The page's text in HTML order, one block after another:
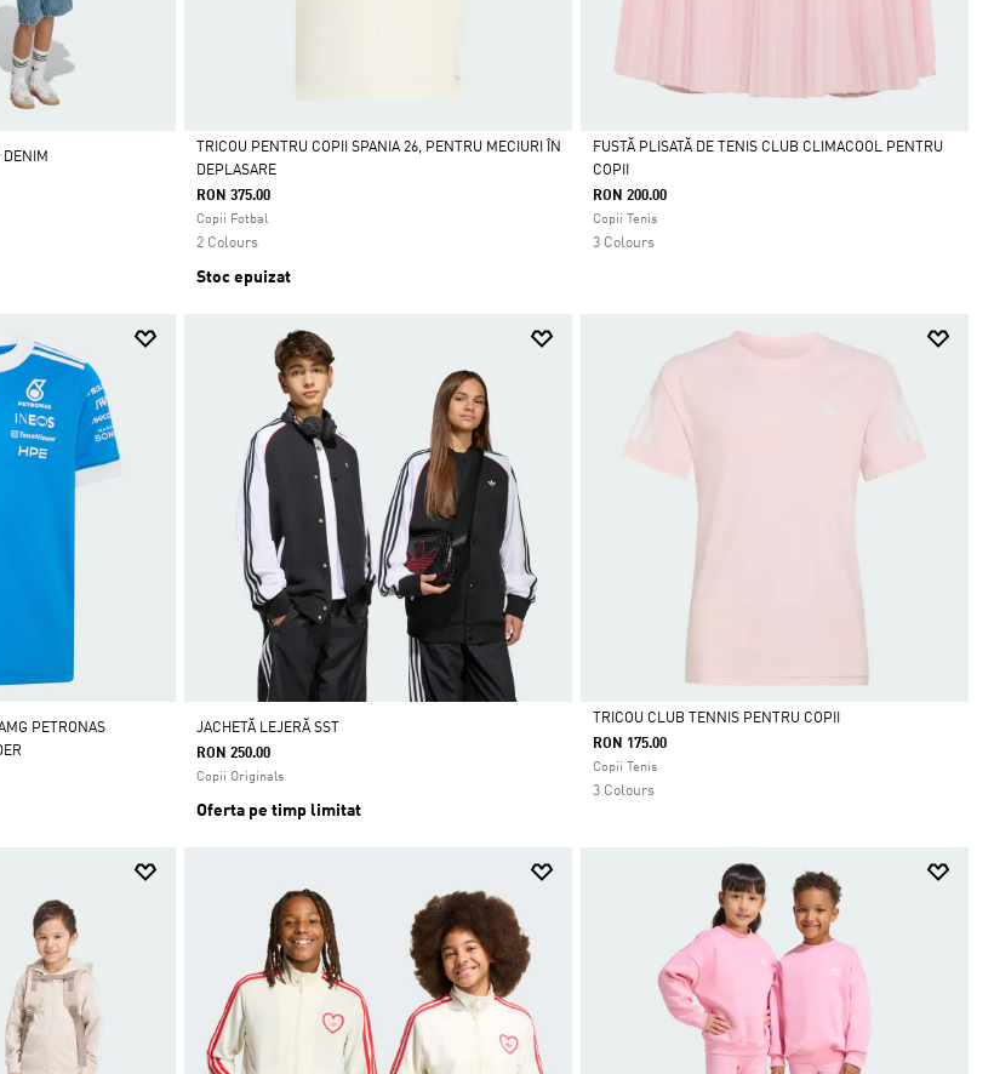
DENIM
Da
TRICOU PENTRU COPII SPANIA 26, PENTRU MECIURI ÎN
DEPLASARE
RON 375.00
Copii Fotbal
2 Colours
Stoc epuizat
Da
FUSTĂ PLISATĂ DE TENIS CLUB CLIMACOOL PENTRU
COPII
RON 200.00
Copii Tenis
3 Colours
PETRONAS
JACHETĂ LEJERĂ SST
RON 250.00
Copii Originals
Oferta pe timp limitat
Da
TRICOU CLUB TENNIS PENTRU COPII
RON 175.00
Copii Tenis
3 Colours